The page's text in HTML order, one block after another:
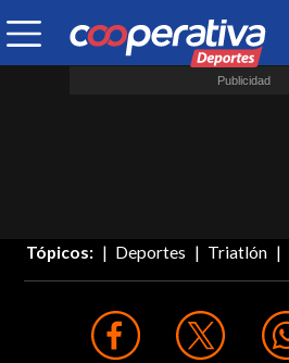
Tópicos: Deportes Triatlón